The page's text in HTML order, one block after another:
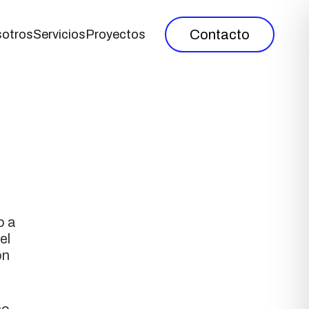
Servicios Proyectos Contacto
a